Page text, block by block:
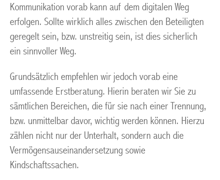
Kommunikation vorab kann auf dem digitalen Weg
erfolgen. Sollte wirklich alles zwischen den Beteiligten
geregelt sein, bzw. unstreitig sein, ist dies sicherlich
ein sinnvoller Weg.
Grundsätzlich empfehlen wir jedoch vorab eine
umfassende Erstberatung. Hierin beraten wir Sie zu
sämtlichen Bereichen, die für sie nach einer Trennung,
bzw. unmittelbar davor, wichtig werden können. Hierzu
zählen nicht nur der Unterhalt, sondern auch die
Vermögensauseinandersetzung sowie
Kindschaftssachen.